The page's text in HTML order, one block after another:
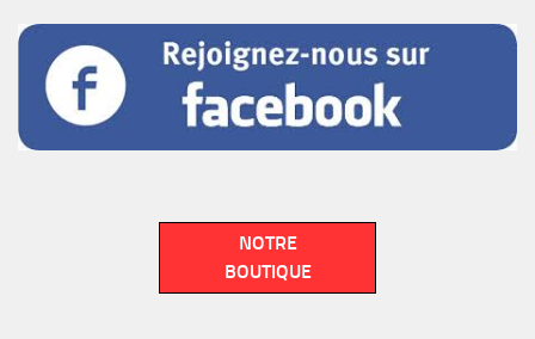
NOTRE
BOUTIQUE